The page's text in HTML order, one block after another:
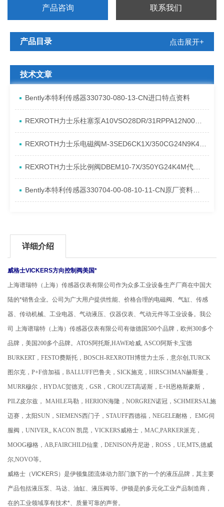
产品咨询 联系我们
产品目录 点击展开+
技术文章
Bently本特利传感器330730-080-13-CN进口特点资料
REXROTH力士乐柱塞泵A10VSO28DR/31RPPA12N00产品资料简介
REXROTH力士乐电磁阀M-3SED6CK1X/350CG24N9K4进口现货介绍
REXROTH力士乐比例阀DBEM10-7X/350YG24K4M代理资料
Bently本特利传感器330704-00-08-10-11-CN原厂资料介绍
详细介绍
威格士VICKERS方向控制阀美国*
上海谱瑞特（上海）传感器仪表有限公司作为众多工业设备生产厂商在中国大
陆的*销售企业。公司为广大用户提供性能、价格合理的电磁阀、气缸、传感
器、传动机械、工业电器、气动液压、仪器仪表、气动元件等工业设备。我公
司 上海谱瑞特（上海）传感器仪表有限公司有做德国500个品牌，欧州300多个
品牌，美国200多个品牌。ATOS阿托斯,HAWE哈威, ASCO阿斯卡,宝德
BURKERT，FESTO费斯托，BOSCH-REXROTH博世力士乐，意尔创,TURCK
图尔克，P+F倍加福，BALLUFF巴鲁夫，SICK施克，HIRSCHMAN赫斯曼，
MURR穆尔，HYDAC贺德克，GSR，CROUZET高诺斯，E+H恩格斯豪斯，
PILZ皮尔兹， MAHLE马勒，HERION海隆，NORGREN诺冠，SCHMERSAL施
迈赛，太阳SUN，SIEMENS西门子，STAUFF西德福，NEGELE耐格， EMG伺
服阀，UNIVER,, KACON 凯昆，VICKERS威格士，MAC,PARKER派克，
MOOG穆格，AB,FAIRCHILD仙童，DENISON丹尼逊，ROSS，UE,MTS,德威
尔,NOVO等。
威格士（VICKERS）是伊顿集团流体动力部门旗下的一个的液压品牌，其主要
产品包括液压泵、马达、油缸、液压阀等。伊顿是的多元化工业产品制造商，
在的工业领域享有技术*、质量可靠的声誉。